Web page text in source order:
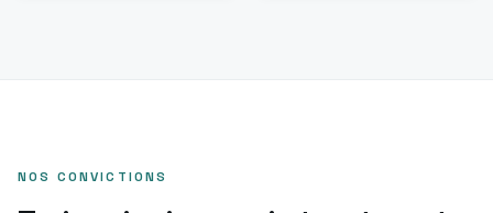
NOS CONVICTIONS